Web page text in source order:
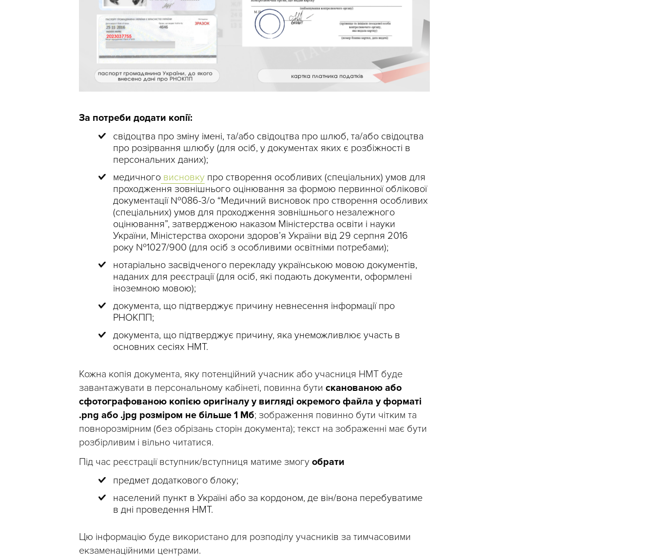
За потреби додати копії:
свідоцтва про зміну імені, та/або свідоцтва про шлюб, та/або свідоцтва
про розірвання шлюбу (для осіб, у документах яких є розбіжності в
персональних даних);
медичного висновку про створення особливих (спеціальних) умов для
проходження зовнішнього оцінювання за формою первинної облікової
документації №086-3/о “Медичний висновок про створення особливих
(спеціальних) умов для проходження зовнішнього незалежного
оцінювання”, затвердженою наказом Міністерства освіти і науки
України, Міністерства охорони здоров’я України від 29 серпня 2016
року №1027/900 (для осіб з особливими освітніми потребами);
нотаріально засвідченого перекладу українською мовою документів,
наданих для реєстрації (для осіб, які подають документи, оформлені
іноземною мовою);
документа, що підтверджує причину невнесення інформації про
РНОКПП;
документа, що підтверджує причину, яка унеможливлює участь в
основних сесіях НМТ.
Кожна копія документа, яку потенційний учасник або учасниця НМТ буде
завантажувати в персональному кабінеті, повинна бути сканованою або
сфотографованою копією оригіналу у вигляді окремого файла у форматі
.png або .jpg розміром не більше 1 Мб; зображення повинно бути чітким та
повнорозмірним (без обрізань сторін документа); текст на зображенні має бути
розбірливим і вільно читатися.
Під час реєстрації вступник/вступниця матиме змогу обрати
предмет додаткового блоку;
населений пункт в Україні або за кордоном, де він/вона перебуватиме
в дні проведення НМТ.
Цю інформацію буде використано для розподілу учасників за тимчасовими
екзаменаційними центрами.